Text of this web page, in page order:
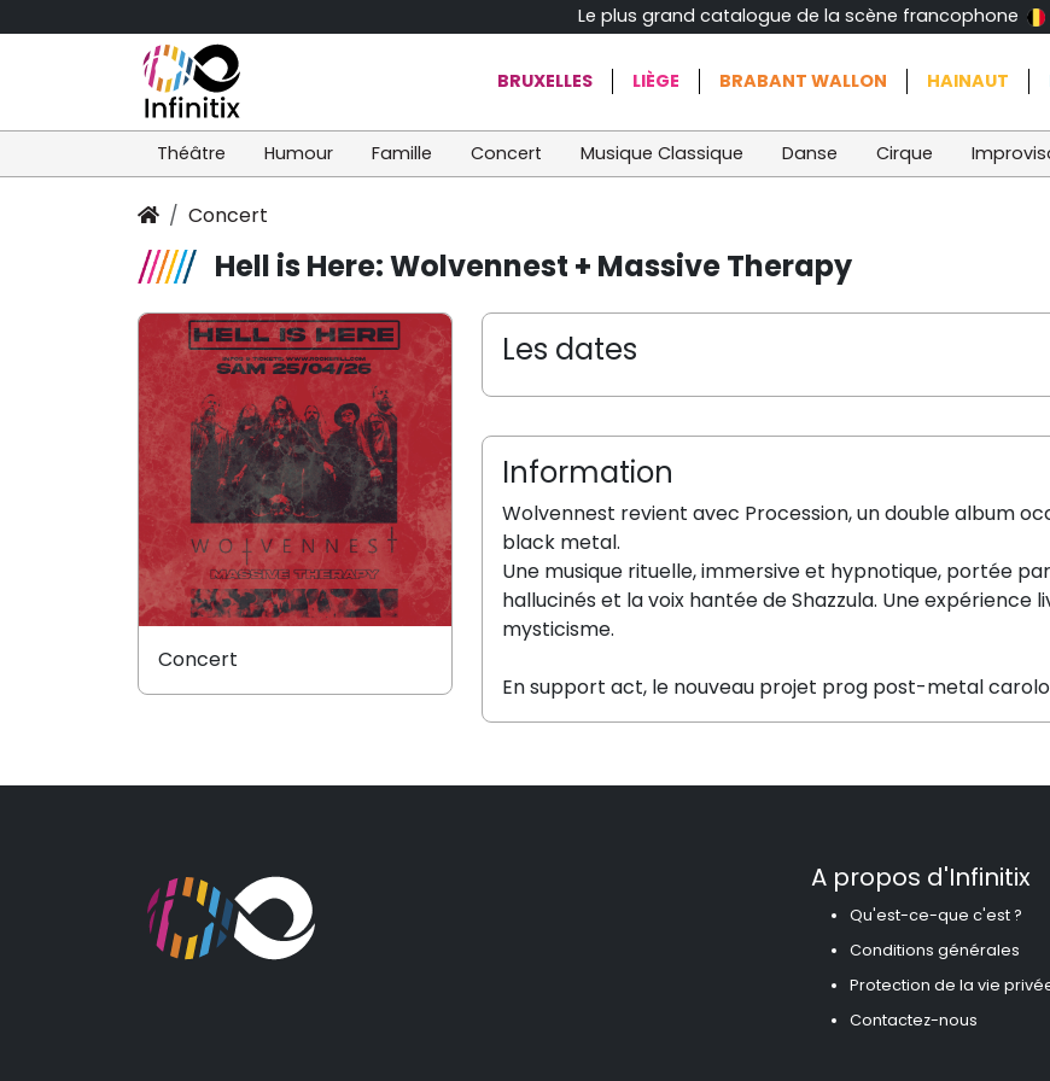
Le plus grand catalogue de la scène francophone
BRUXELLES LIÈGE BRABANT WALLON HAINAUT
Théâtre Humour Famille Concert Musique Classique Danse Cirque
Concert
Hell is Here: Wolvennest + Massive Therapy
Les dates
Information
Wolvennest revient avec Procession, un double album
black metal.
Une musique rituelle, immersive et hypnotique, portée
hallucinés et la voix hantée de Shazzula. Une
mysticisme.
En support act, le nouveau projet prog post-metal carolo
Concert
A propos d'Infinitix
Qu'est-ce-que c'est ?
Conditions générales
Protection de la vie
Contactez-nous